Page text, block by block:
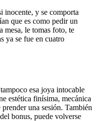
inocente, y se comporta
que es como pedir un
mesa, le tomas foto, te
ya se fue en cuatro
esa joya intocable
estética finísima, mecánica
una sesión. También
bonus, puede volverse